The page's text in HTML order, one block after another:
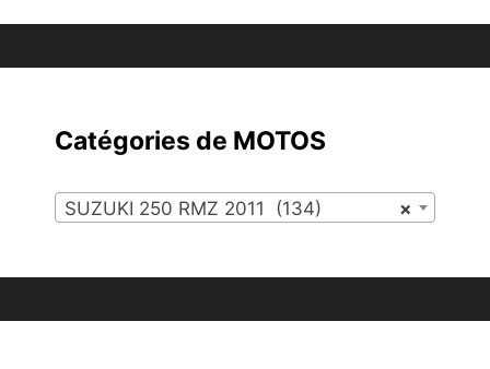
Catégories de MOTOS
×
SUZUKI 250 RMZ 2011 (134)